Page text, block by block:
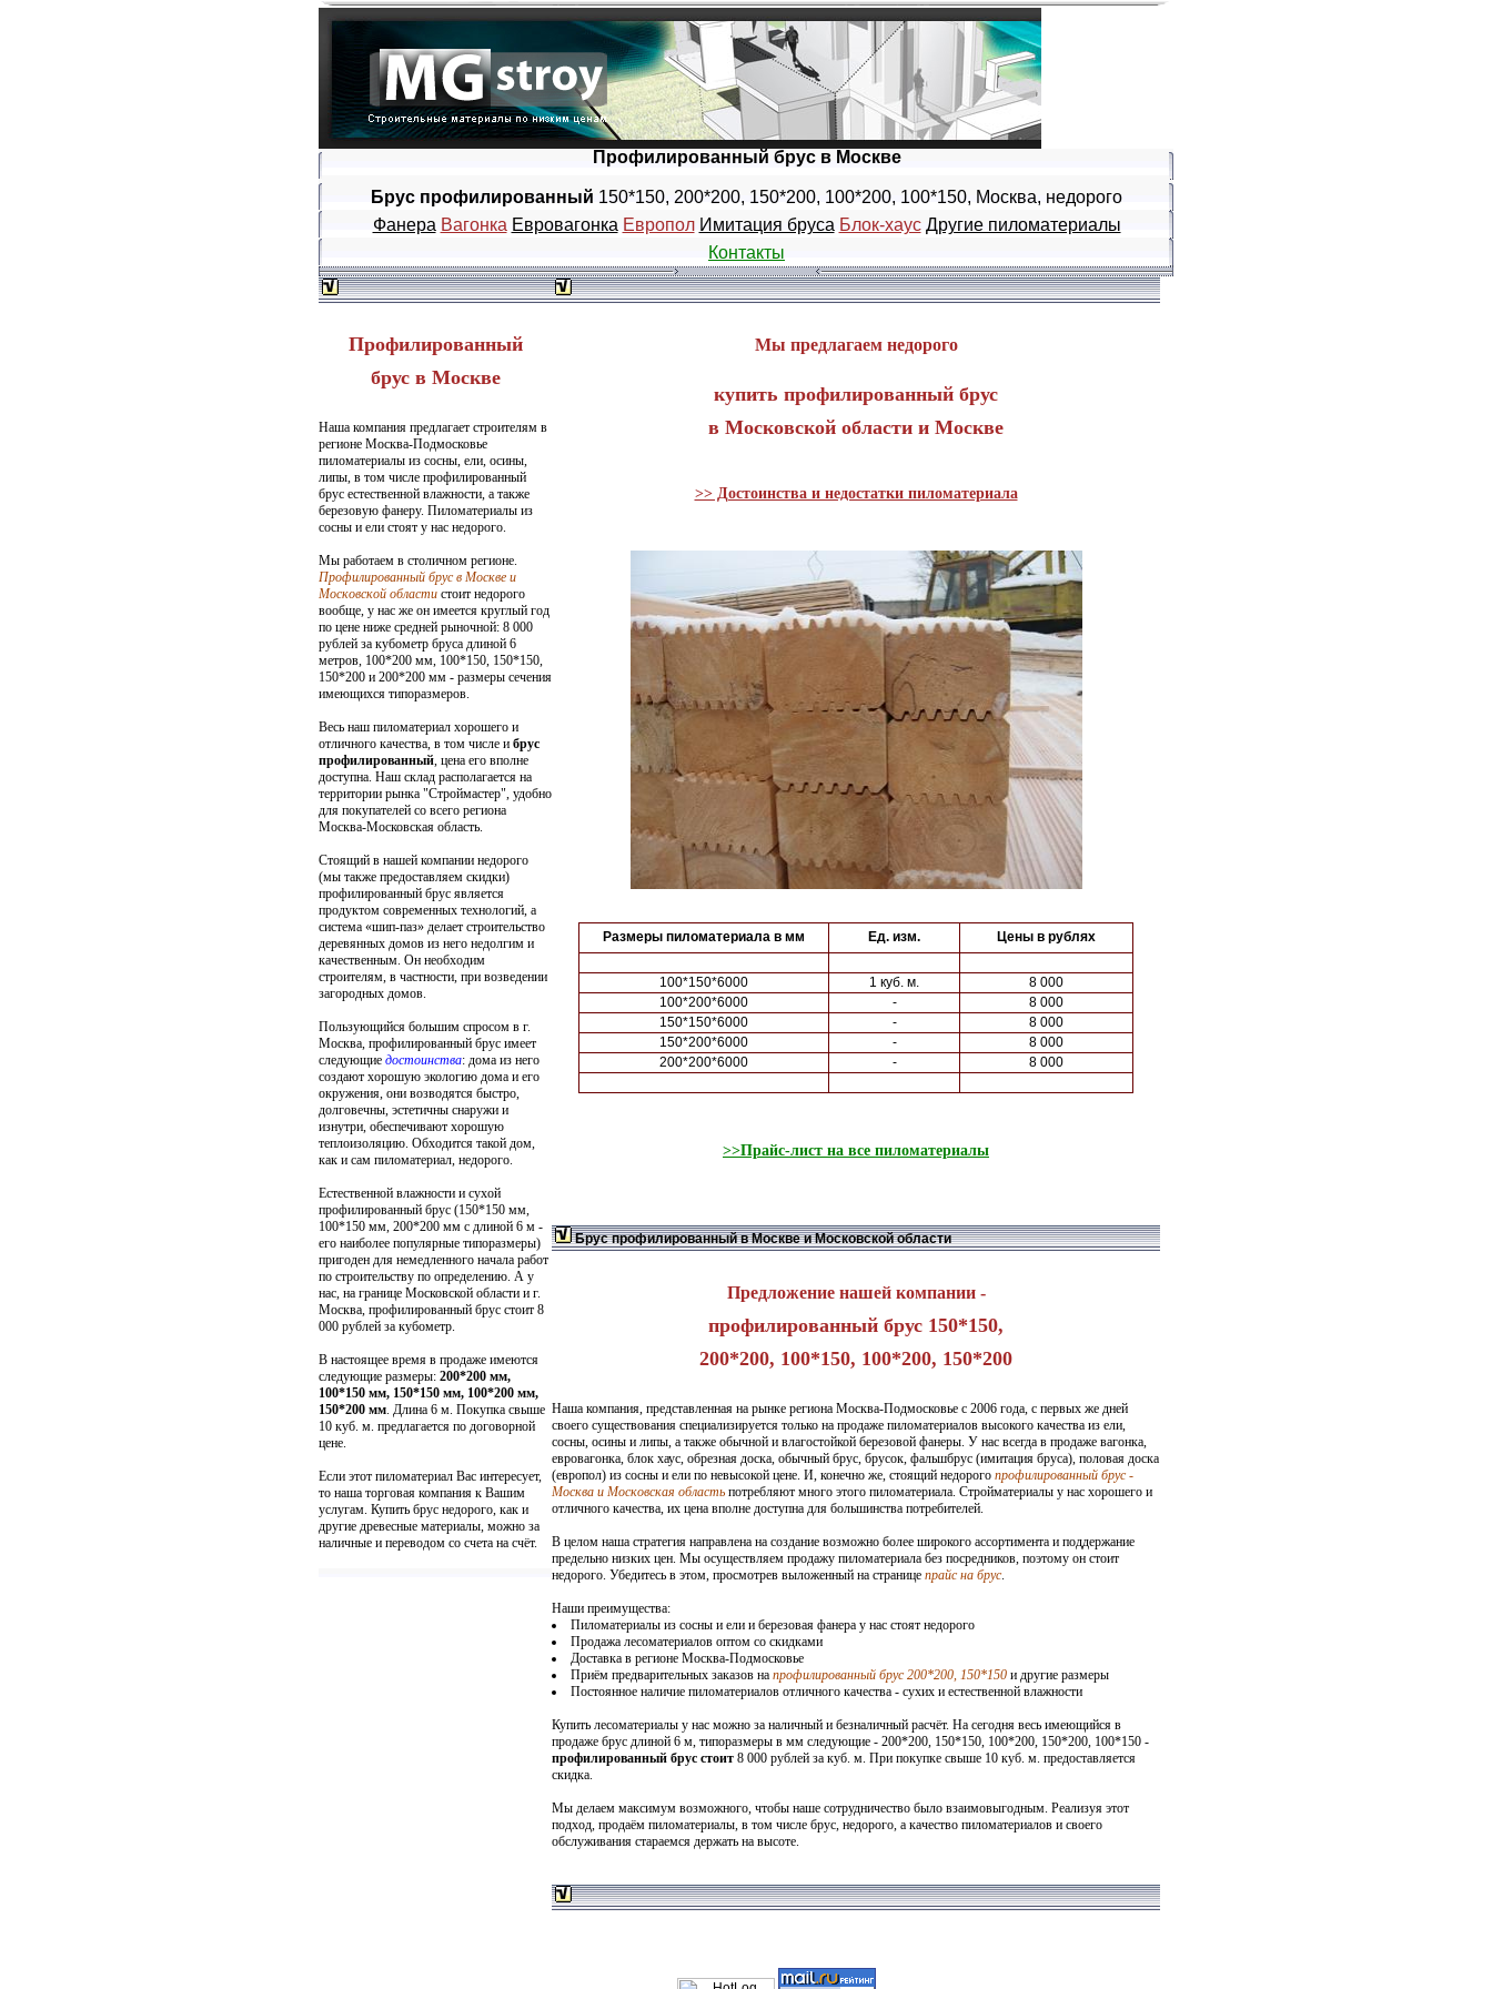
Профилированный брус в Москве
Брус профилированный 150*150, 200*200, 150*200, 100*200, 100*150, Москва, недорого
Фанера Вагонка Евровагонка Европол Имитация бруса Блок-хаус Другие пиломатериалы
Контакты
Профилированный
брус в Москве
Наша компания предлагает строителям в
регионе Москва-Подмосковье
пиломатериалы из сосны, ели, осины,
липы, в том числе профилированный
брус естественной влажности, а также
березовую фанеру. Пиломатериалы из
сосны и ели стоят у нас недорого.
Мы работаем в столичном регионе.
Профилированный брус в Москве и
Московской области стоит недорого
вообще, у нас же он имеется круглый год
по цене ниже средней рыночной: 8 000
рублей за кубометр бруса длиной 6
метров, 100*200 мм, 100*150, 150*150,
150*200 и 200*200 мм - размеры сечения
имеющихся типоразмеров.
Весь наш пиломатериал хорошего и
отличного качества, в том числе и брус
профилированный, цена его вполне
доступна. Наш склад располагается на
территории рынка "Строймастер", удобно
для покупателей со всего региона
Москва-Московская область.
Стоящий в нашей компании недорого
(мы также предоставляем скидки)
профилированный брус является
продуктом современных технологий, а
система «шип-паз» делает строительство
деревянных домов из него недолгим и
качественным. Он необходим
строителям, в частности, при возведении
загородных домов.
Пользующийся большим спросом в г.
Москва, профилированный брус имеет
следующие достоинства: дома из него
создают хорошую экологию дома и его
окружения, они возводятся быстро,
долговечны, эстетичны снаружи и
изнутри, обеспечивают хорошую
теплоизоляцию. Обходится такой дом,
как и сам пиломатериал, недорого.
Естественной влажности и сухой
профилированный брус (150*150 мм,
100*150 мм, 200*200 мм с длиной 6 м -
его наиболее популярные типоразмеры)
пригоден для немедленного начала работ
по строительству по определению. А у
нас, на границе Московской области и г.
Москва, профилированный брус стоит 8
000 рублей за кубометр.
В настоящее время в продаже имеются
следующие размеры: 200*200 мм,
100*150 мм, 150*150 мм, 100*200 мм,
150*200 мм. Длина 6 м. Покупка свыше
10 куб. м. предлагается по договорной
цене.
Если этот пиломатериал Вас интересует,
то наша торговая компания к Вашим
услугам. Купить брус недорого, как и
другие древесные материалы, можно за
наличные и переводом со счета на счёт.
Мы предлагаем недорого
купить профилированный брус
в Московской области и Москве
>> Достоинства и недостатки пиломатериала
Размеры пиломатериала в мм Ед. изм. Цены в рублях
100*150*6000 1 куб. м.
8 000
100*200*6000
-
8 000
150*150*6000
-
8 000
150*200*6000
-
8 000
200*200*6000
- 8 000
>>Прайс-лист на все пиломатериалы
Брус профилированный в Москве и Московской области
Предложение нашей компании -
профилированный брус 150*150,
200*200, 100*150, 100*200, 150*200
Наша компания, представленная на рынке региона Москва-Подмосковье с 2006 года, с первых же дней
своего существования специализируется только на продаже пиломатериалов высокого качества из ели,
сосны, осины и липы, а также обычной и влагостойкой березовой фанеры. У нас всегда в продаже вагонка,
евровагонка, блок хаус, обрезная доска, обычный брус, брусок, фальшбрус (имитация бруса), половая доска
(европол) из сосны и ели по невысокой цене. И, конечно же, стоящий недорого профилированный брус -
Москва и Московская область потребляют много этого пиломатериала. Стройматериалы у нас хорошего и
отличного качества, их цена вполне доступна для большинства потребителей.
В целом наша стратегия направлена на создание возможно более широкого ассортимента и поддержание
предельно низких цен. Мы осуществляем продажу пиломатериала без посредников, поэтому он стоит
недорого. Убедитесь в этом, просмотрев выложенный на странице прайс на брус.
Наши преимущества:
Пиломатериалы из сосны и ели и березовая фанера у нас стоят недорого
Продажа лесоматериалов оптом со скидками
Доставка в регионе Москва-Подмосковье
Приём предварительных заказов на профилированный брус 200*200, 150*150 и другие размеры
Постоянное наличие пиломатериалов отличного качества - сухих и естественной влажности
Купить лесоматериалы у нас можно за наличный и безналичный расчёт. На сегодня весь имеющийся в
продаже брус длиной 6 м, типоразмеры в мм следующие - 200*200, 150*150, 100*200, 150*200, 100*150 -
профилированный брус стоит 8 000 рублей за куб. м. При покупке свыше 10 куб. м. предоставляется
скидка.
Мы делаем максимум возможного, чтобы наше сотрудничество было взаимовыгодным. Реализуя этот
подход, продаём пиломатериалы, в том числе брус, недорого, а качество пиломатериалов и своего
обслуживания стараемся держать на высоте.